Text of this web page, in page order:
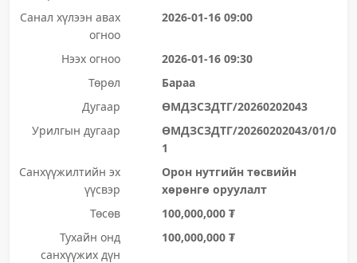
Санал хүлээн авах
огноо
2026-01-16 09:00
Нээх огноо
2026-01-16 09:30
Төрөл
Бараа
Дугаар
ӨМДЗСЗДТГ/20260202043
Урилгын дугаар
ӨМДЗСЗДТГ/20260202043/01/0
1
Санхүүжилтийн эх
үүсвэр
Орон нутгийн төсвийн
хөрөнгө оруулалт
Төсөв
100,000,000 ₮
Тухайн онд
санхүүжих дүн
100,000,000 ₮